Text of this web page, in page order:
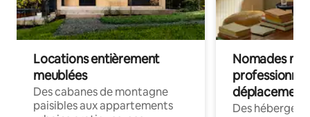
Locations entièrement
meublées
Des cabanes de montagne
paisibles aux appartements
Nomades
déplacement
Des